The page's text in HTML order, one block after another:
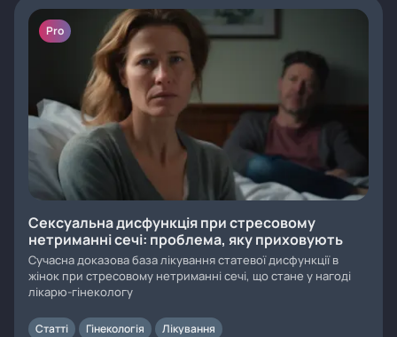
Pro
Сексуальна дисфункція при стресовому
нетриманні сечі: проблема, яку приховують
Сучасна доказова база лікування статевої дисфункції в
жінок при стресовому нетриманні сечі, що стане у нагоді
лікарю-гінекологу
Статті Гінекологія
Лікування